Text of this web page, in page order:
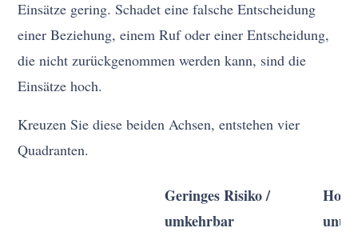
Einsätze gering. Schadet eine falsche Entscheidung
einer Beziehung, einem Ruf oder einer Entscheidung,
die nicht zurückgenommen werden kann, sind die
Einsätze hoch.
Kreuzen Sie diese beiden Achsen, entstehen vier
Quadranten.
Geringes Risiko /
umkehrbar